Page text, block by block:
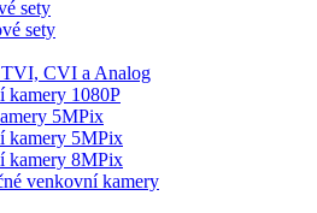
sety
sety
CVI a Analog
kamery 1080P
5MPix
kamery 5MPix
kamery 8MPix
venkovní kamery